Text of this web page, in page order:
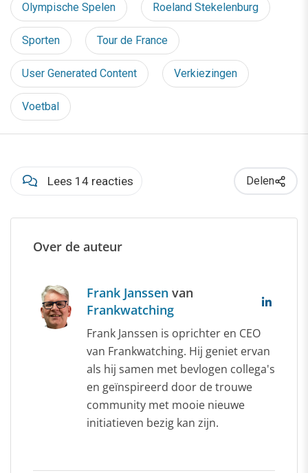
Olympische Spelen Roeland Stekelenburg
Sporten Tour de France
User Generated Content Verkiezingen
Voetbal
Lees 14 reacties Delen
Over de auteur
Frank Janssen van
Frankwatching
Frank Janssen is oprichter en CEO
van Frankwatching. Hij geniet ervan
als hij samen met bevlogen collega's
en geïnspireerd door de trouwe
community met mooie nieuwe
initiatieven bezig kan zijn.